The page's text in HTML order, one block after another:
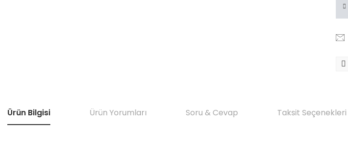
Ürün Bilgisi Ürün Yorumları Soru & Cevap Taksit Seçenekleri